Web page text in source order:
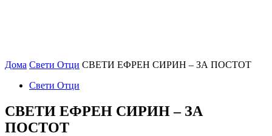
Дома Свети Отци СВЕТИ ЕФРЕН СИРИН – ЗА ПОСТОТ
Свети Отци
СВЕТИ ЕФРЕН СИРИН – ЗА
ПОСТОТ